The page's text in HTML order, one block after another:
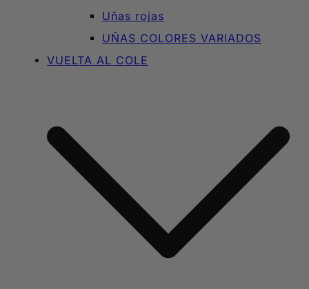
Uñas rojas
UÑAS COLORES VARIADOS
VUELTA AL COLE